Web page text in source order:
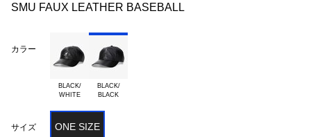
SMU FAUX LEATHER BASEBALL
カラー
BLACK/
WHITE
BLACK/
サイズ ONE SIZE